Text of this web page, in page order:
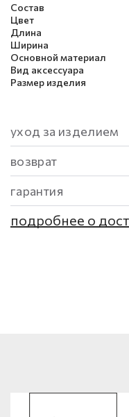
Состав
Цвет
Длина
Ширина
Основной материал
Вид аксессуара
Размер изделия
уход за изделием
возврат
гарантия
подробнее о